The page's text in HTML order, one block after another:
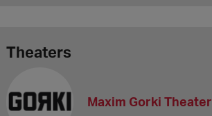
Theaters
Maxim Gorki Theater